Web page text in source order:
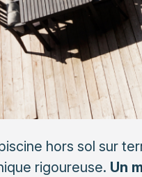
piscine hors sol sur
rigoureuse. Un